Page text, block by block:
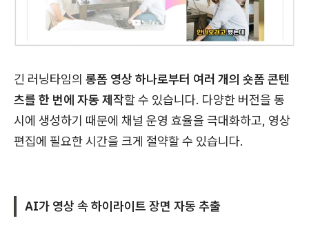
긴 러닝타임의 롱폼 영상 하나로부터 여러 개의 숏폼 콘텐
츠를 한 번에 자동 제작할 수 있습니다. 다양한 버전을 동
시에 생성하기 때문에 채널 운영 효율을 극대화하고, 영상
편집에 필요한 시간을 크게 절약할 수 있습니다.
AI가 영상 속 하이라이트 장면 자동 추출